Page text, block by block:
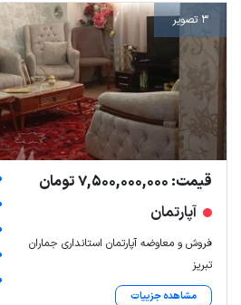
3 تصویر
قیمت: 7,500,000,000 تومان
آپارتمان
فروش و معاوضه آپارتمان استانداری جماران
تبریز
مشاهده جزییات